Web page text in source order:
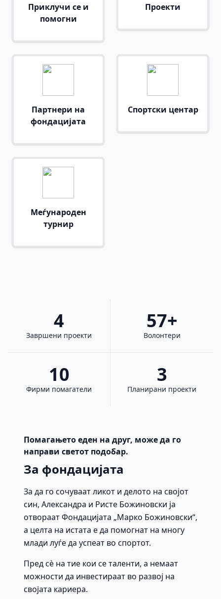
Приклучи се и
помогни
Проекти
Партнери на
фондацијата
Спортски центар
Меѓународен
турнир
4
Завршени проекти
57+
Волонтери
10
Фирми помагатели
3
Планирани проекти
Помагањето еден на друг, може да го
направи светот подобар.
За фондацијата
За да го сочуваат ликот и делото на својот
син, Александра и Ристе Божиновски ја
отвораат Фондацијата „Марко Божиновски“,
а целта на истата е да помогнат на многу
млади луѓе да успеат во спортот.
Пред сè на тие кои се таленти, а немаат
можности да инвестираат во развој на
својата кариера.